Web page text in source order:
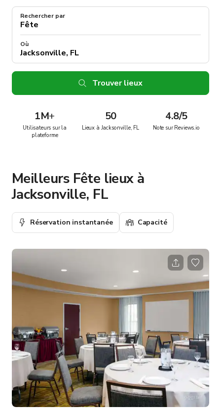
Rechercher par
Où
Trouver lieux
1M+
Utilisateurs sur la
plateforme
50
Lieux à Jacksonville, FL
4.8/5
Note sur Reviews.io
Meilleurs Fête lieux à
Jacksonville, FL
Réservation instantanée Capacité